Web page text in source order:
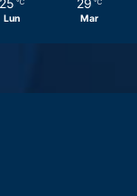
Lun Mar